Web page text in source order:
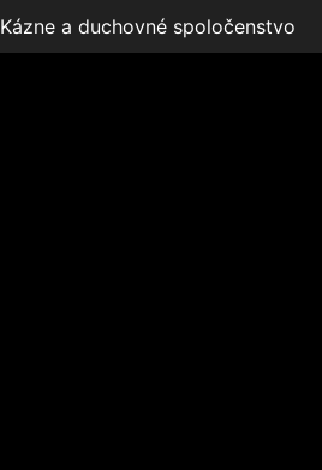
Kázne a duchovné spoločenstvo